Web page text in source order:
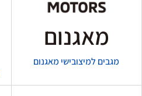
מאגנום
מגבים למיצובישי מאגנום